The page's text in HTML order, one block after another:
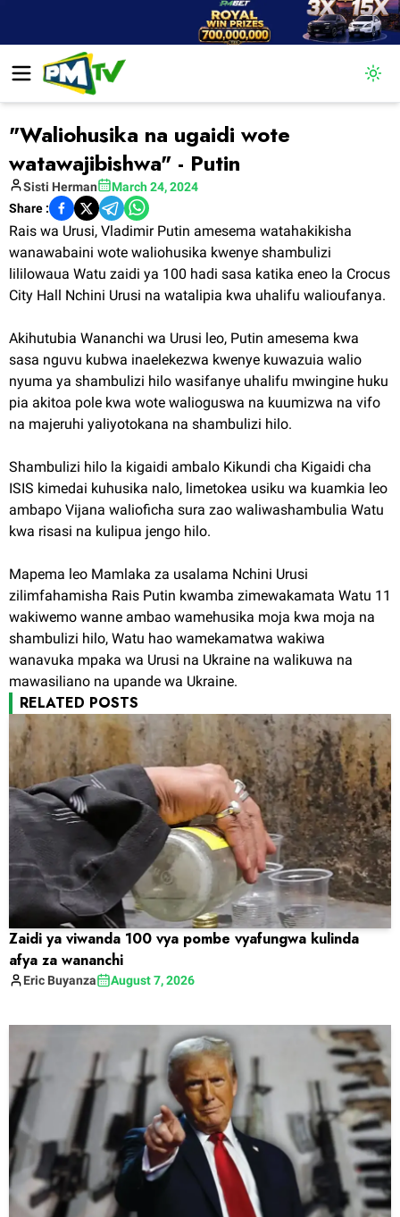
"Waliohusika na ugaidi wote
watawajibishwa" - Putin
Sisti Herman
March 24, 2024
Share :
Rais wa Urusi, Vladimir Putin amesema watahakikisha
wanawabaini wote waliohusika kwenye shambulizi
lililowaua Watu zaidi ya 100 hadi sasa katika eneo la Crocus
City Hall Nchini Urusi na watalipia kwa uhalifu walioufanya.
Akihutubia Wananchi wa Urusi leo, Putin amesema kwa
sasa nguvu kubwa inaelekezwa kwenye kuwazuia walio
nyuma ya shambulizi hilo wasifanye uhalifu mwingine huku
pia akitoa pole kwa wote walioguswa na kuumizwa na vifo
na majeruhi yaliyotokana na shambulizi hilo.
Shambulizi hilo la kigaidi ambalo Kikundi cha Kigaidi cha
ISIS kimedai kuhusika nalo, limetokea usiku wa kuamkia leo
ambapo Vijana walioficha sura zao waliwashambulia Watu
kwa risasi na kulipua jengo hilo.
Mapema leo Mamlaka za usalama Nchini Urusi
zilimfahamisha Rais Putin kwamba zimewakamata Watu 11
wakiwemo wanne ambao wamehusika moja kwa moja na
shambulizi hilo, Watu hao wamekamatwa wakiwa
wanavuka mpaka wa Urusi na Ukraine na walikuwa na
mawasiliano na upande wa Ukraine.
RELATED POSTS
Zaidi ya viwanda 100 vya pombe vyafungwa kulinda
afya za wananchi
Eric Buyanza August 7, 2026